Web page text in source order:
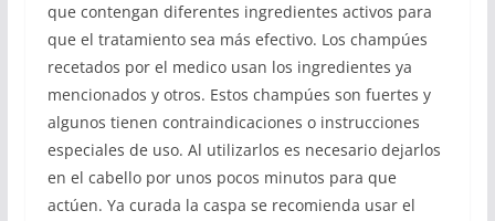
que contengan diferentes ingredientes activos para
que el tratamiento sea más efectivo. Los champúes
recetados por el medico usan los ingredientes ya
mencionados y otros. Estos champúes son fuertes y
algunos tienen contraindicaciones o instrucciones
especiales de uso. Al utilizarlos es necesario dejarlos
en el cabello por unos pocos minutos para que
actúen. Ya curada la caspa se recomienda usar el